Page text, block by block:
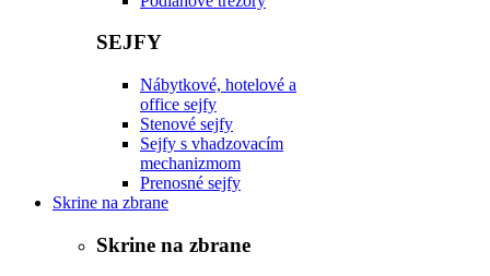
SEJFY
Nábytkové, hotelové a
office sejfy
Stenové sejfy
Sejfy s vhadzovacím
mechanizmom
Prenosné sejfy
Skrine na zbrane
Skrine na zbrane